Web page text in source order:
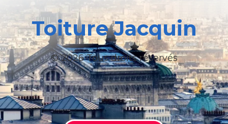
Toiture Jacquin
© 2026 Tous droits réservés